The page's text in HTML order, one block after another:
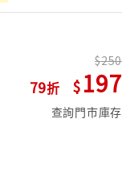
79
250
197
查詢門市庫存